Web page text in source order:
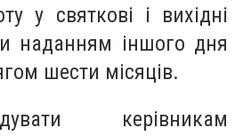
у святкові і вихідні
наданням іншого дня
шести місяців.
керівникам